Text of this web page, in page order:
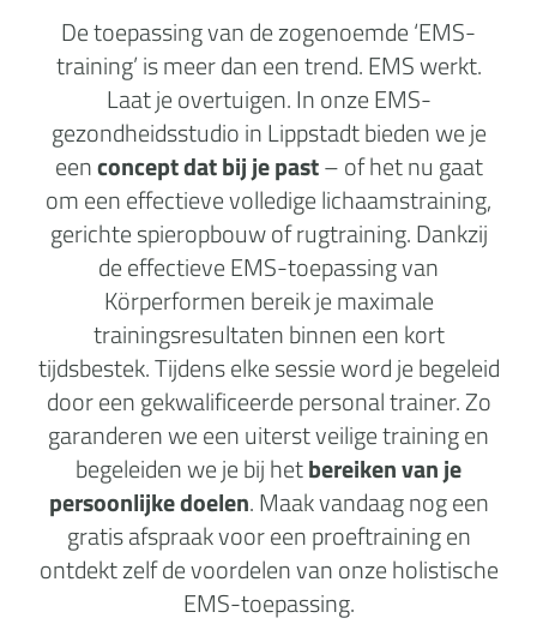
De toepassing van de zogenoemde ‘EMS-
training’ is meer dan een trend. EMS werkt.
Laat je overtuigen. In onze EMS-
gezondheidsstudio in Lippstadt bieden we je
eenconcept dat bij je past– of het nu gaat
om een effectieve volledige lichaamstraining,
gerichte spieropbouw of rugtraining. Dankzij
de effectieve EMS-toepassing van
Körperformen bereik je maximale
trainingsresultaten binnen een kort
tijdsbestek. Tijdens elke sessie word je begeleid
door een gekwalificeerde personal trainer. Zo
garanderen we een uiterst veilige training en
begeleiden we je bij hetbereiken van je
persoonlijke doelen. Maak vandaag nog een
gratis afspraak voor een proeftraining en
ontdekt zelf de voordelen van onze holistische
EMS-toepassing.